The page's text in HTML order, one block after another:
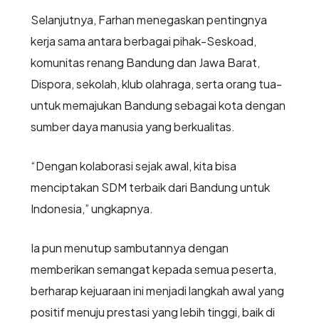
Selanjutnya, Farhan menegaskan pentingnya
kerja sama antara berbagai pihak-Seskoad,
komunitas renang Bandung dan Jawa Barat,
Dispora, sekolah, klub olahraga, serta orang tua-
untuk memajukan Bandung sebagai kota dengan
sumber daya manusia yang berkualitas.
“Dengan kolaborasi sejak awal, kita bisa
menciptakan SDM terbaik dari Bandung untuk
Indonesia,” ungkapnya.
Ia pun menutup sambutannya dengan
memberikan semangat kepada semua peserta,
berharap kejuaraan ini menjadi langkah awal yang
positif menuju prestasi yang lebih tinggi, baik di